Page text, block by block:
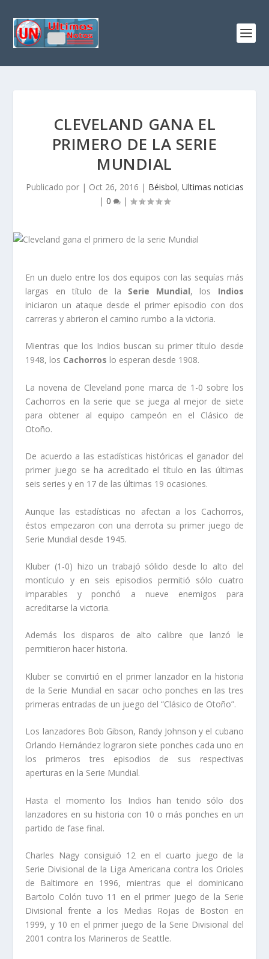
CLEVELAND GANA EL
PRIMERO DE LA SERIE
MUNDIAL
Publicado por | Oct 26, 2016 | Béisbol, Ultimas noticias
| 0 |
En un duelo entre los dos equipos con las sequías más
largas en título de la Serie Mundial, los Indios
iniciaron un ataque desde el primer episodio con dos
carreras y abrieron el camino rumbo a la victoria.
Mientras que los Indios buscan su primer título desde
1948, los Cachorros lo esperan desde 1908.
La novena de Cleveland pone marca de 1-0 sobre los
Cachorros en la serie que se juega al mejor de siete
para obtener al equipo campeón en el Clásico de
Otoño.
De acuerdo a las estadísticas históricas el ganador del
primer juego se ha acreditado el título en las últimas
seis series y en 17 de las últimas 19 ocasiones.
Aunque las estadísticas no afectan a los Cachorros,
éstos empezaron con una derrota su primer juego de
Serie Mundial desde 1945.
Kluber (1-0) hizo un trabajó sólido desde lo alto del
montículo y en seis episodios permitió sólo cuatro
imparables y ponchó a nueve enemigos para
acreditarse la victoria.
Además los disparos de alto calibre que lanzó le
permitieron hacer historia.
Kluber se convirtió en el primer lanzador en la historia
de la Serie Mundial en sacar ocho ponches en las tres
primeras entradas de un juego del “Clásico de Otoño”.
Los lanzadores Bob Gibson, Randy Johnson y el cubano
Orlando Hernández lograron siete ponches cada uno en
los primeros tres episodios de sus respectivas
aperturas en la Serie Mundial.
Hasta el momento los Indios han tenido sólo dos
lanzadores en su historia con 10 o más ponches en un
partido de fase final.
Charles Nagy consiguió 12 en el cuarto juego de la
Serie Divisional de la Liga Americana contra los Orioles
de Baltimore en 1996, mientras que el dominicano
Bartolo Colón tuvo 11 en el primer juego de la Serie
Divisional frente a los Medias Rojas de Boston en
1999, y 10 en el primer juego de la Serie Divisional del
2001 contra los Marineros de Seattle.